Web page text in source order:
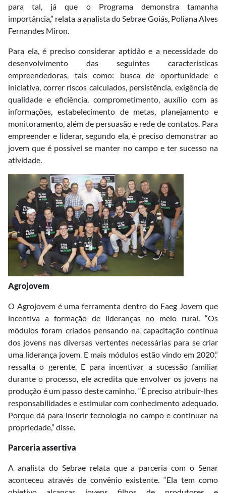
para tal, já que o Programa demonstra tamanha
importância,” relata a analista do Sebrae Goiás, Poliana Alves
Fernandes Miron.
Para ela, é preciso considerar aptidão e a necessidade do
desenvolvimento das seguintes características
empreendedoras, tais como: busca de oportunidade e
iniciativa, correr riscos calculados, persistência, exigência de
qualidade e eficiência, comprometimento, auxílio com as
informações, estabelecimento de metas, planejamento e
monitoramento, além de persuasão e rede de contatos. Para
empreender e liderar, segundo ela, é preciso demonstrar ao
jovem que é possível se manter no campo e ter sucesso na
atividade.
Agrojovem
O Agrojovem é uma ferramenta dentro do Faeg Jovem que
incentiva a formação de lideranças no meio rural. “Os
módulos foram criados pensando na capacitação contínua
dos jovens nas diversas vertentes necessárias para se criar
uma liderança jovem. E mais módulos estão vindo em 2020,”
ressalta o gerente. E para incentivar a sucessão familiar
durante o processo, ele acredita que envolver os jovens na
produção é um passo deste caminho. “É preciso atribuir-lhes
responsabilidades e estimular com conhecimento adequado.
Porque dá para inserir tecnologia no campo e continuar na
propriedade,” disse.
Parceria assertiva
A analista do Sebrae relata que a parceria com o Senar
aconteceu através de convênio existente. “Ela tem como